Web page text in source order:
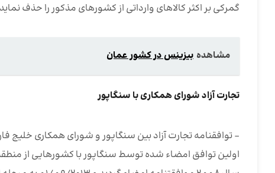
گمرکی بر اکثر کالاهای وارداتی از کشورهای مذکور را حذف
مشاهده بیزینس در کشور عمان
تجارت آزاد شورای همکاری با سنگاپور
– توافقنامه تجارت آزاد بین سنگاپور و شورای همکاری